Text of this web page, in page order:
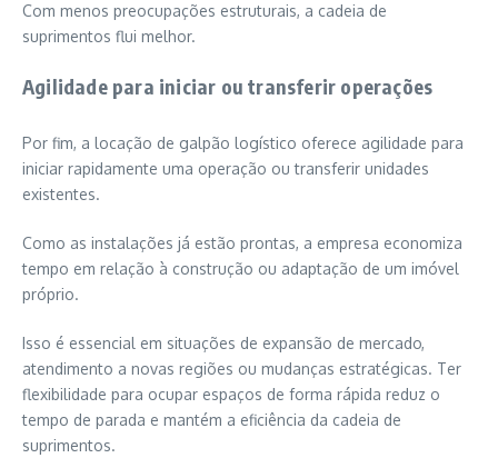
Com menos preocupações estruturais, a cadeia de
suprimentos flui melhor.
Agilidade para iniciar ou transferir operações
Por fim, a locação de galpão logístico oferece agilidade para
iniciar rapidamente uma operação ou transferir unidades
existentes.
Como as instalações já estão prontas, a empresa economiza
tempo em relação à construção ou adaptação de um imóvel
próprio.
Isso é essencial em situações de expansão de mercado,
atendimento a novas regiões ou mudanças estratégicas. Ter
flexibilidade para ocupar espaços de forma rápida reduz o
tempo de parada e mantém a eficiência da cadeia de
suprimentos.